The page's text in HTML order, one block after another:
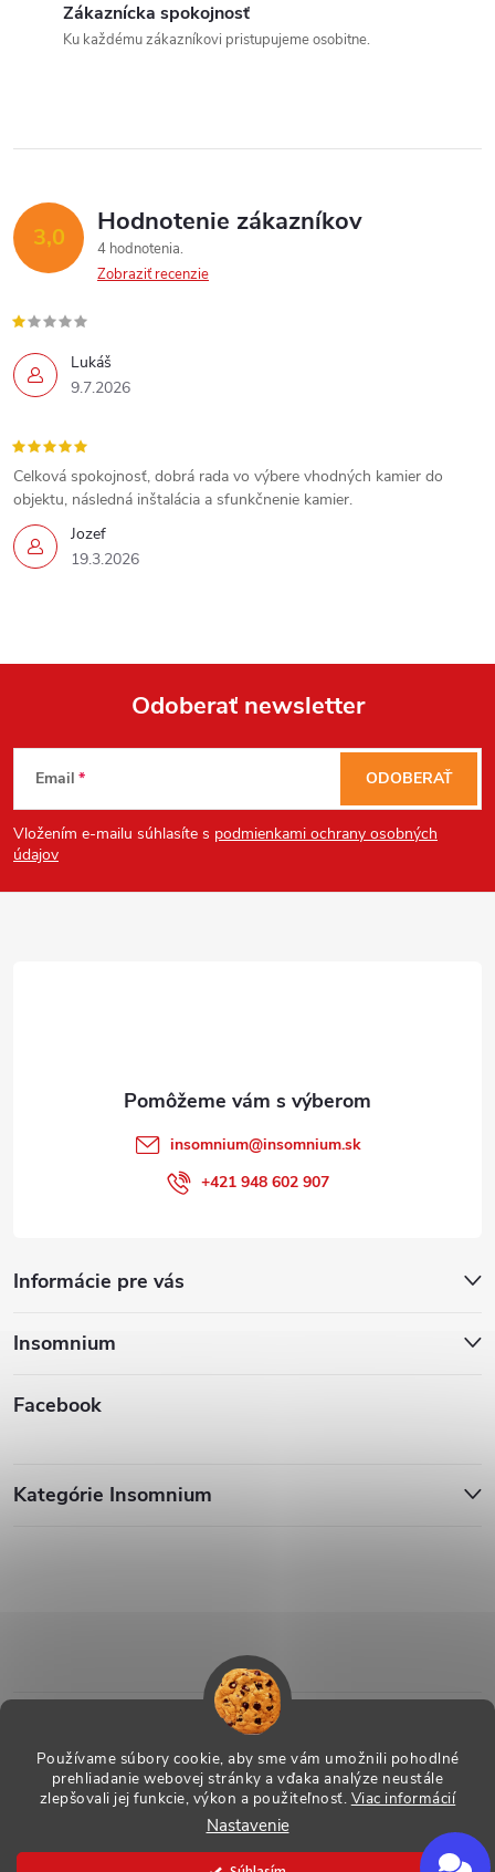
Používame súbory cookie, aby sme vám umožnili pohodlné
prehliadanie webovej stránky a vďaka analýze neustále
zlepšovali jej funkcie, výkon a použiteľnosť. Viac informácií
Nastavenie
v
k
y
ý
p
i
s
u
Zákaznícka spokojnosť
Ku každému zákazníkovi pristupujeme osobitne.
3,0 Hodnotenie zákazníkov
4 hodnotenia
Zobraziť recenzie
Lukáš
9.7.2026
Jozef
19.3.2026
Celková spokojnosť, dobrá rada vo výbere vhodných kamier do
objektu, následná inštalácia a sfunkčnenie kamier.
Z
á
p
Odoberať newsletter
Email
Vložením e-mailu súhlasíte s podmienkami ochrany osobných
údajov
ODOBERAŤ
Informácie pre vás
Insomnium
Facebook
insomnium@insomnium.sk
+421 948 602 907
Kategórie Insomnium
ESHOP - Insomnium, s.r.o. . Všetky práva vyhradené.